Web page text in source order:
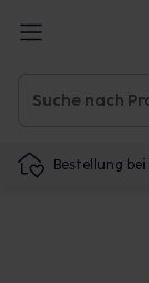
Bestellung bei